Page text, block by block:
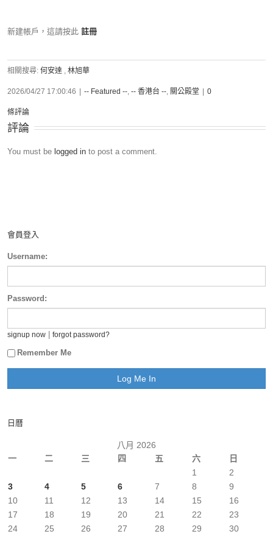
新建帳戶，這請按此 註冊
相關搜尋: 何安達 , 林旭華
2026/04/27 17:00:46 -- Featured --, -- 香港台 --, 關公殿堂 0
條評論
評論
You must be logged in to post a comment.
會員登入
Username:
Password:
signup now forgot password?
Remember Me
日曆
八月 2026
一
二 三 四 五 六 日
1
2
3
4 5 6 7 8
9
10
11 12 13 14 15
16
17
18 19 20 21 22
23
24
25 26 27 28 29
30